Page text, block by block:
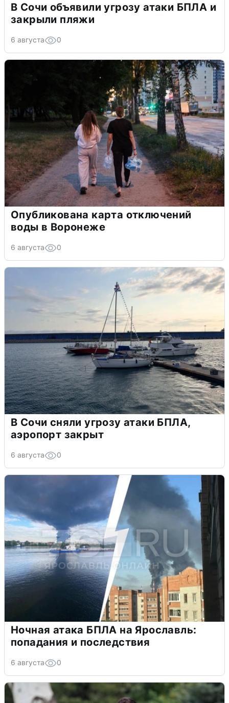
В Сочи объявили угрозу атаки БПЛА и
закрыли пляжи
6 августа 0
Опубликована карта отключений
воды в Воронеже
6 августа 0
В Сочи сняли угрозу атаки БПЛА,
аэропорт закрыт
6 августа 0
Ночная атака БПЛА на Ярославль:
попадания и последствия
6 августа 0